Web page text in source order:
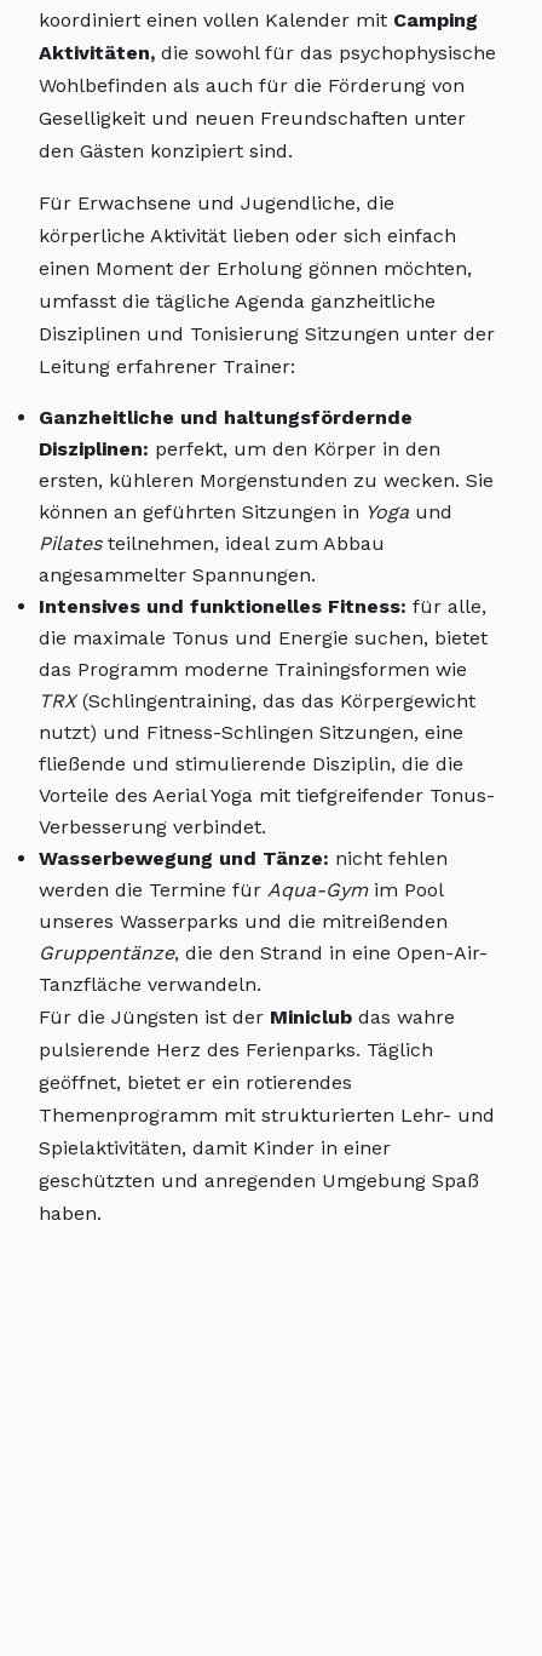
koordiniert einen vollen Kalender mit Camping
Aktivitäten, die sowohl für das psychophysische
Wohlbefinden als auch für die Förderung von
Geselligkeit und neuen Freundschaften unter
den Gästen konzipiert sind.
Für Erwachsene und Jugendliche, die
körperliche Aktivität lieben oder sich einfach
einen Moment der Erholung gönnen möchten,
umfasst die tägliche Agenda ganzheitliche
Disziplinen und Tonisierung Sitzungen unter der
Leitung erfahrener Trainer:
Ganzheitliche und haltungsfördernde
Disziplinen: perfekt, um den Körper in den
ersten, kühleren Morgenstunden zu wecken. Sie
können an geführten Sitzungen in Yoga und
Pilatesteilnehmen, ideal zum Abbau
angesammelter Spannungen.
Intensives und funktionelles Fitness: für alle,
die maximale Tonus und Energie suchen, bietet
das Programm moderne Trainingsformen wie
TRX(Schlingentraining, das das Körpergewicht
nutzt) und Fitness-Schlingen Sitzungen, eine
fließende und stimulierende Disziplin, die die
Vorteile des Aerial Yoga mit tiefgreifender Tonus-
Verbesserung verbindet.
Wasserbewegung und Tänze: nicht fehlen
werden die Termine für Aqua-Gymim Pool
unseres Wasserparks und die mitreißenden
Gruppentänze, die den Strand in eine Open-Air-
Tanzfläche verwandeln.
Für die Jüngsten ist der Miniclub das wahre
pulsierende Herz des Ferienparks. Täglich
geöffnet, bietet er ein rotierendes
Themenprogramm mit strukturierten Lehr- und
Spielaktivitäten, damit Kinder in einer
geschützten und anregenden Umgebung Spaß
haben.